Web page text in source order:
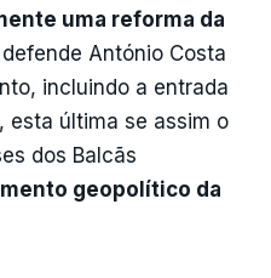
uma reforma da
defende António Costa
incluindo a entrada
esta última se assim o
dos Balcãs
geopolítico da